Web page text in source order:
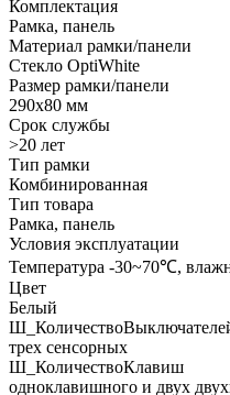
Комплектация
Рамка, панель
Материал рамки/панели
Стекло OptiWhite
Размер рамки/панели
290х80 мм
Срок службы
>20 лет
Тип рамки
Комбинированная
Тип товара
Рамка, панель
Условия эксплуатации
Температура -30~70℃,
Цвет
Белый
трех сенсорных
Ш_КоличествоКлавиш
одноклавишного и двух